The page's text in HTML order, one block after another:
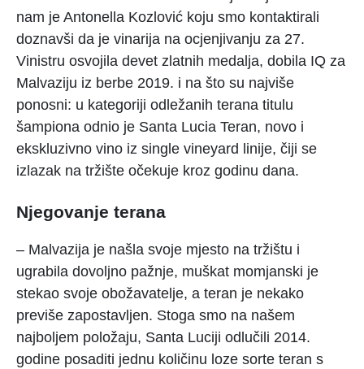
nam je Antonella Kozlović koju smo kontaktirali
doznavši da je vinarija na ocjenjivanju za 27.
Vinistru osvojila devet zlatnih medalja, dobila IQ za
Malvaziju iz berbe 2019. i na što su najviše
ponosni: u kategoriji odležanih terana titulu
šampiona odnio je Santa Lucia Teran, novo i
ekskluzivno vino iz single vineyard linije, čiji se
izlazak na tržište očekuje kroz godinu dana.
Njegovanje terana
– Malvazija je našla svoje mjesto na tržištu i
ugrabila dovoljno pažnje, muškat momjanski je
stekao svoje obožavatelje, a teran je nekako
previše zapostavljen. Stoga smo na našem
najboljem položaju, Santa Luciji odlučili 2014.
godine posaditi jednu količinu loze sorte teran s